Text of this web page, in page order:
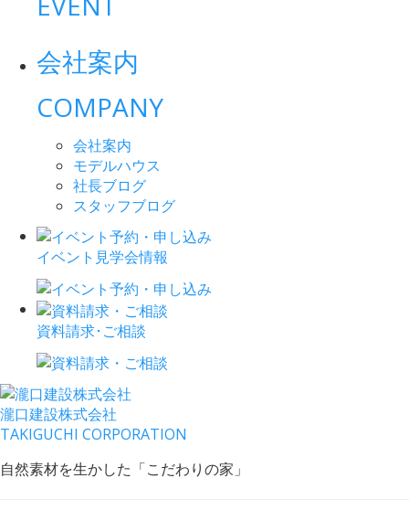
会社案内
COMPANY
会社案内
モデルハウス
社長ブログ
スタッフブログ
イベント見学会情報
資料請求･ご相談
瀧口建設株式会社
TAKIGUCHI CORPORATION
自然素材を生かした「こだわりの家」